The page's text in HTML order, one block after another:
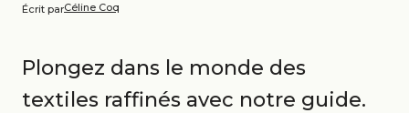
Écrit parCéline Coq
Plongez dans le monde des
textiles raffinés avec notre guide.